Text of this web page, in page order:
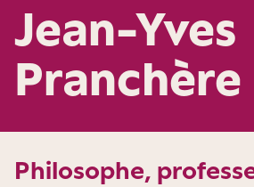
Jean-Yves
Pranchère
Philosophe,